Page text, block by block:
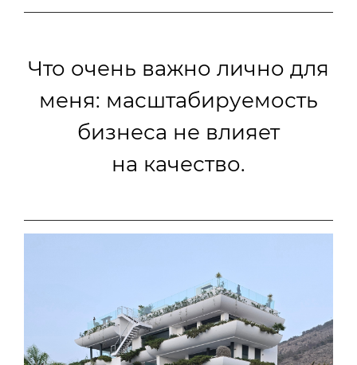
Что очень важно лично для
меня: масштабируемость
бизнеса не влияет
на качество.